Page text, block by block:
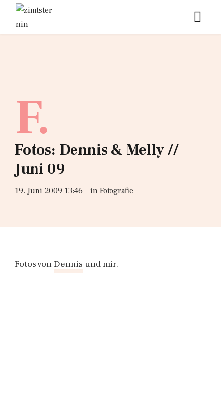
F.
Fotos: Dennis & Melly //
Juni 09
19. Juni 2009 13:46 in Fotografie
Fotos vonDennis und mir.